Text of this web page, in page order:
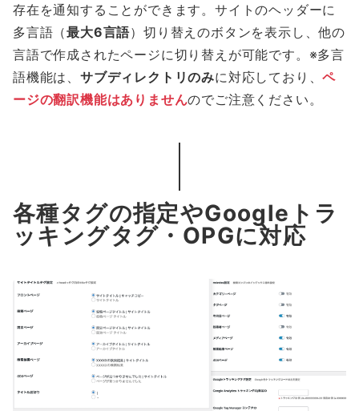
存在を通知することができます。サイトのヘッダーに
多言語（最大6言語）切り替えのボタンを表示し、他の
言語で作成されたページに切り替えが可能です。※多言
語機能は、 サブディレクトリのみに対応しており、ペ
ージの翻訳機能はありませんのでご注意ください。
各種タグの指定やGoogleトラ
ッキングタグ・OPGに対応